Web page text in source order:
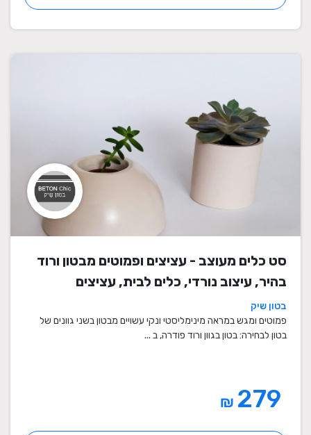
סט כלים מעוצב - עציצים ופמוטים מבטון ורוד
בהיר, עיצוב נורדי, כלים לבית, עציצים
מעוצבים, עציצי בטון, פמוטים לשבת, עציצים
מבטון, מתנה לבית
בטון שיק
פמוטים ומגש במראה מינימליסטי ונקי עשויים מבטון בשני גוונים של
בטון לבחירה: בטון בגוון ורוד פודרה, ב ...
₪